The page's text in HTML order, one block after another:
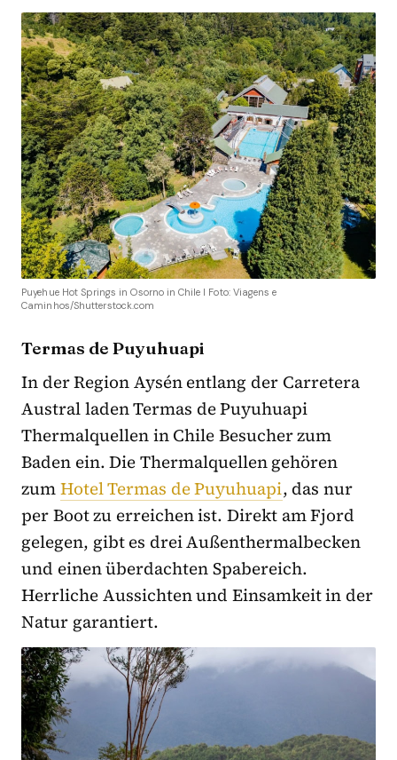
Puyehue Hot Springs in Osorno in Chile I Foto: Viagens e
Caminhos/Shutterstock.com
Termas de Puyuhuapi
In der Region Aysén entlang der Carretera
Austral laden Termas de Puyuhuapi
Thermalquellen in Chile Besucher zum
Baden ein. Die Thermalquellen gehören
zumHotel Termas de Puyuhuapi, das nur
per Boot zu erreichen ist. Direkt am Fjord
gelegen, gibt es drei Außenthermalbecken
und einen überdachten Spabereich.
Herrliche Aussichten und Einsamkeit in der
Natur garantiert.